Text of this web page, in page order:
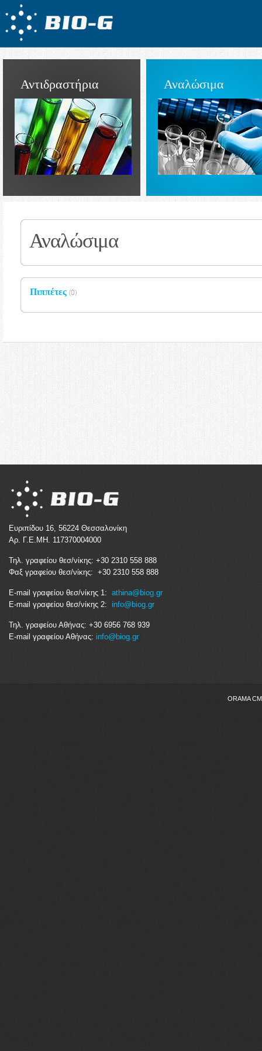
Αντιδραστήρια Αναλώσιμα
Αναλώσιμα
Πιππέτες (0)
Ευριπίδου 16, 56224 Θεσσαλονίκη
Αρ. Γ.Ε.ΜΗ. 117370004000
Τηλ. γραφείου θεσ/νίκης: +30 2310 558 888
Φαξ γραφείου θεσ/νίκης: +30 2310 558 888
E-mail γραφείου θεσ/νίκης 1: athina@biog.gr
E-mail γραφείου θεσ/νίκης 2:
info@biog.gr
Τηλ. γραφείου Αθήνας: +30 6956 768 939
E-mail γραφείου Αθήνας: info@biog.gr
ORAMA